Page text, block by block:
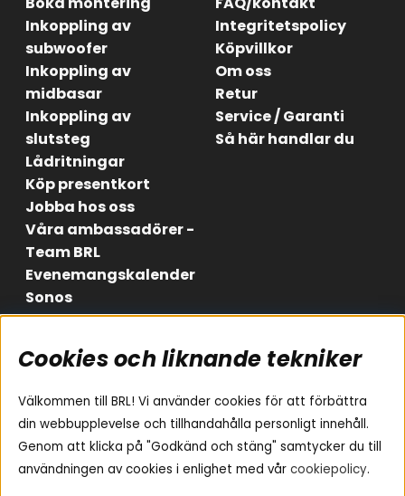
Inkoppling av
subwoofer
Inkoppling av
midbasar
Inkoppling av
slutsteg
Lådritningar
Köp presentkort
Jobba hos oss
Våra ambassadörer -
Team BRL
Evenemangskalender
Sonos
Integritetspolicy
Köpvillkor
Om oss
Retur
Service / Garanti
Så här handlar du
Områden
Billjud
Hemmaljud
Medarbetare
Vad passar i min bil
Yamaha Musiccast
Följ oss
Instagram
Facebook
Youtube
Cookies och liknande tekniker
Välkommen till BRL! Vi använder cookies för att förbättra
din webbupplevelse och tillhandahålla personligt innehåll.
Genom att klicka på "Godkänd och stäng" samtycker du till
användningen av cookies i enlighet med vår cookiepolicy.